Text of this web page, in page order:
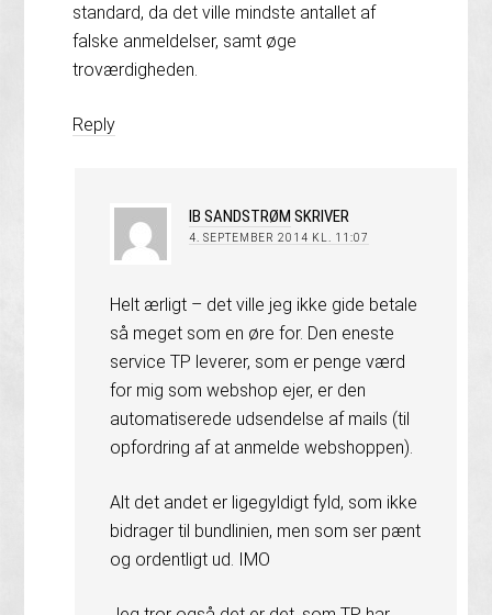
standard, da det ville mindste antallet af
falske anmeldelser, samt øge
troværdigheden.
Reply
IB SANDSTRØM SKRIVER
4. SEPTEMBER 2014 KL. 11:07
Helt ærligt – det ville jeg ikke gide betale
så meget som en øre for. Den eneste
service TP leverer, som er penge værd
for mig som webshop ejer, er den
automatiserede udsendelse af mails (til
opfordring af at anmelde webshoppen).
Alt det andet er ligegyldigt fyld, som ikke
bidrager til bundlinien, men som ser pænt
og ordentligt ud. IMO